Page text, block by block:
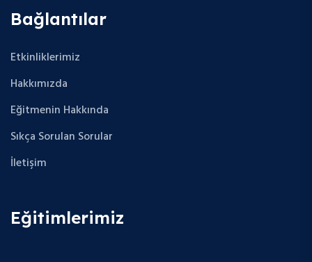
Bağlantılar
Etkinliklerimiz
Hakkımızda
Eğitmenin Hakkında
Sıkça Sorulan Sorular
İletişim
Eğitimlerimiz